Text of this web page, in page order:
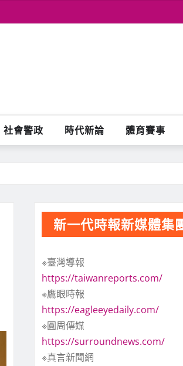
社會警政 時代新論 體育賽事
新一代時報新媒體集
※臺灣導報
https://taiwanreports.com/
※鷹眼時報
https://eagleeyedaily.com/
※圓周傳媒
https://surroundnews.com/
※真言新聞網